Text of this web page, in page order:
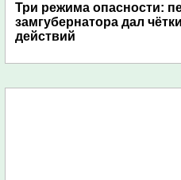
Три режима опасности:
замгубернатора дал
действий